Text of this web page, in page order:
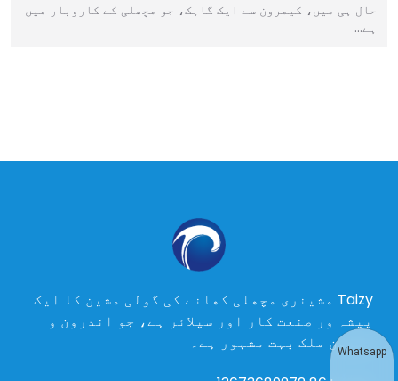
حال ہی میں، کیمرون سے ایک گاہک، جو مچھلی کے کاروبار میں
ہے…
Taizy مشینری مچھلی کھانے کی گولی مشین کا ایک
پیشہ ور صنعت کار اور سپلائر ہے، جو اندرون و
بیرون ملک بہت مشہور ہے۔Whatsapp